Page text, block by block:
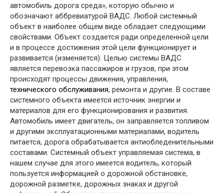
автомобиль дорога среда», которую обычно и
обозначают аббревиатурой ВАДС. Любой системный
объект в наиболее общем виде обладает следующими
свойствами. Объект создается ради определенной цели
и в процессе достижения этой цели функционирует и
развивается (изменяется). Целью системы ВАДС
является перевозка пассажиров и грузов, при этом
происходят процессы движения, управления,
технического обслуживания, ремонта и другие. В составе
системного объекта имеется источник энергии и
материалов для его функционирования и развития.
Автомобиль имеет двигатель, он заправляется топливом
и другими эксплуатационными материалами, водитель
питается, дорога обрабатывается антиобледенительными
составами. Системный объект управляемая система, в
нашем случае для этого имеется водитель, который
пользуется информацией о дорожной обстановке,
дорожной разметке, дорожных знаках и другой